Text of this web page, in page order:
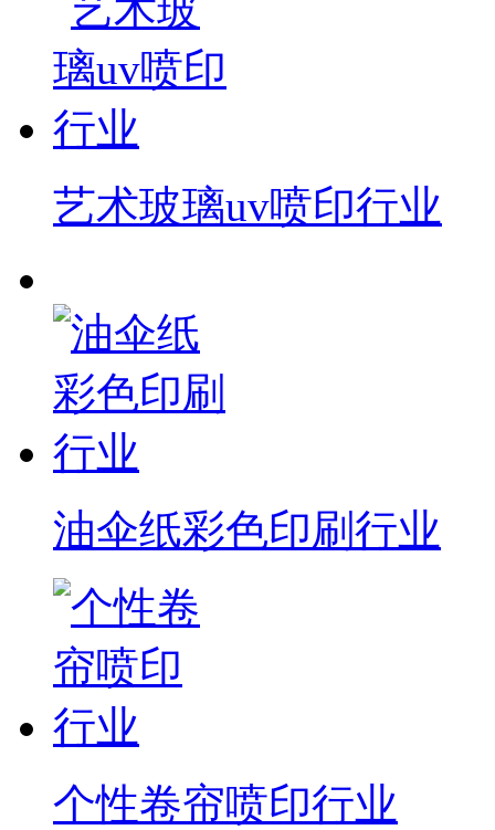
艺术玻璃uv喷印行业
油伞纸彩色印刷行业
个性卷帘喷印行业